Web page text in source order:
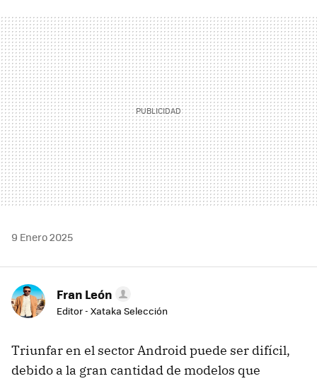
MAIL
9 Enero 2025
Fran León
Editor - Xataka Selección
Triunfar en el sector Android puede ser difícil,
debido a la gran cantidad de modelos que